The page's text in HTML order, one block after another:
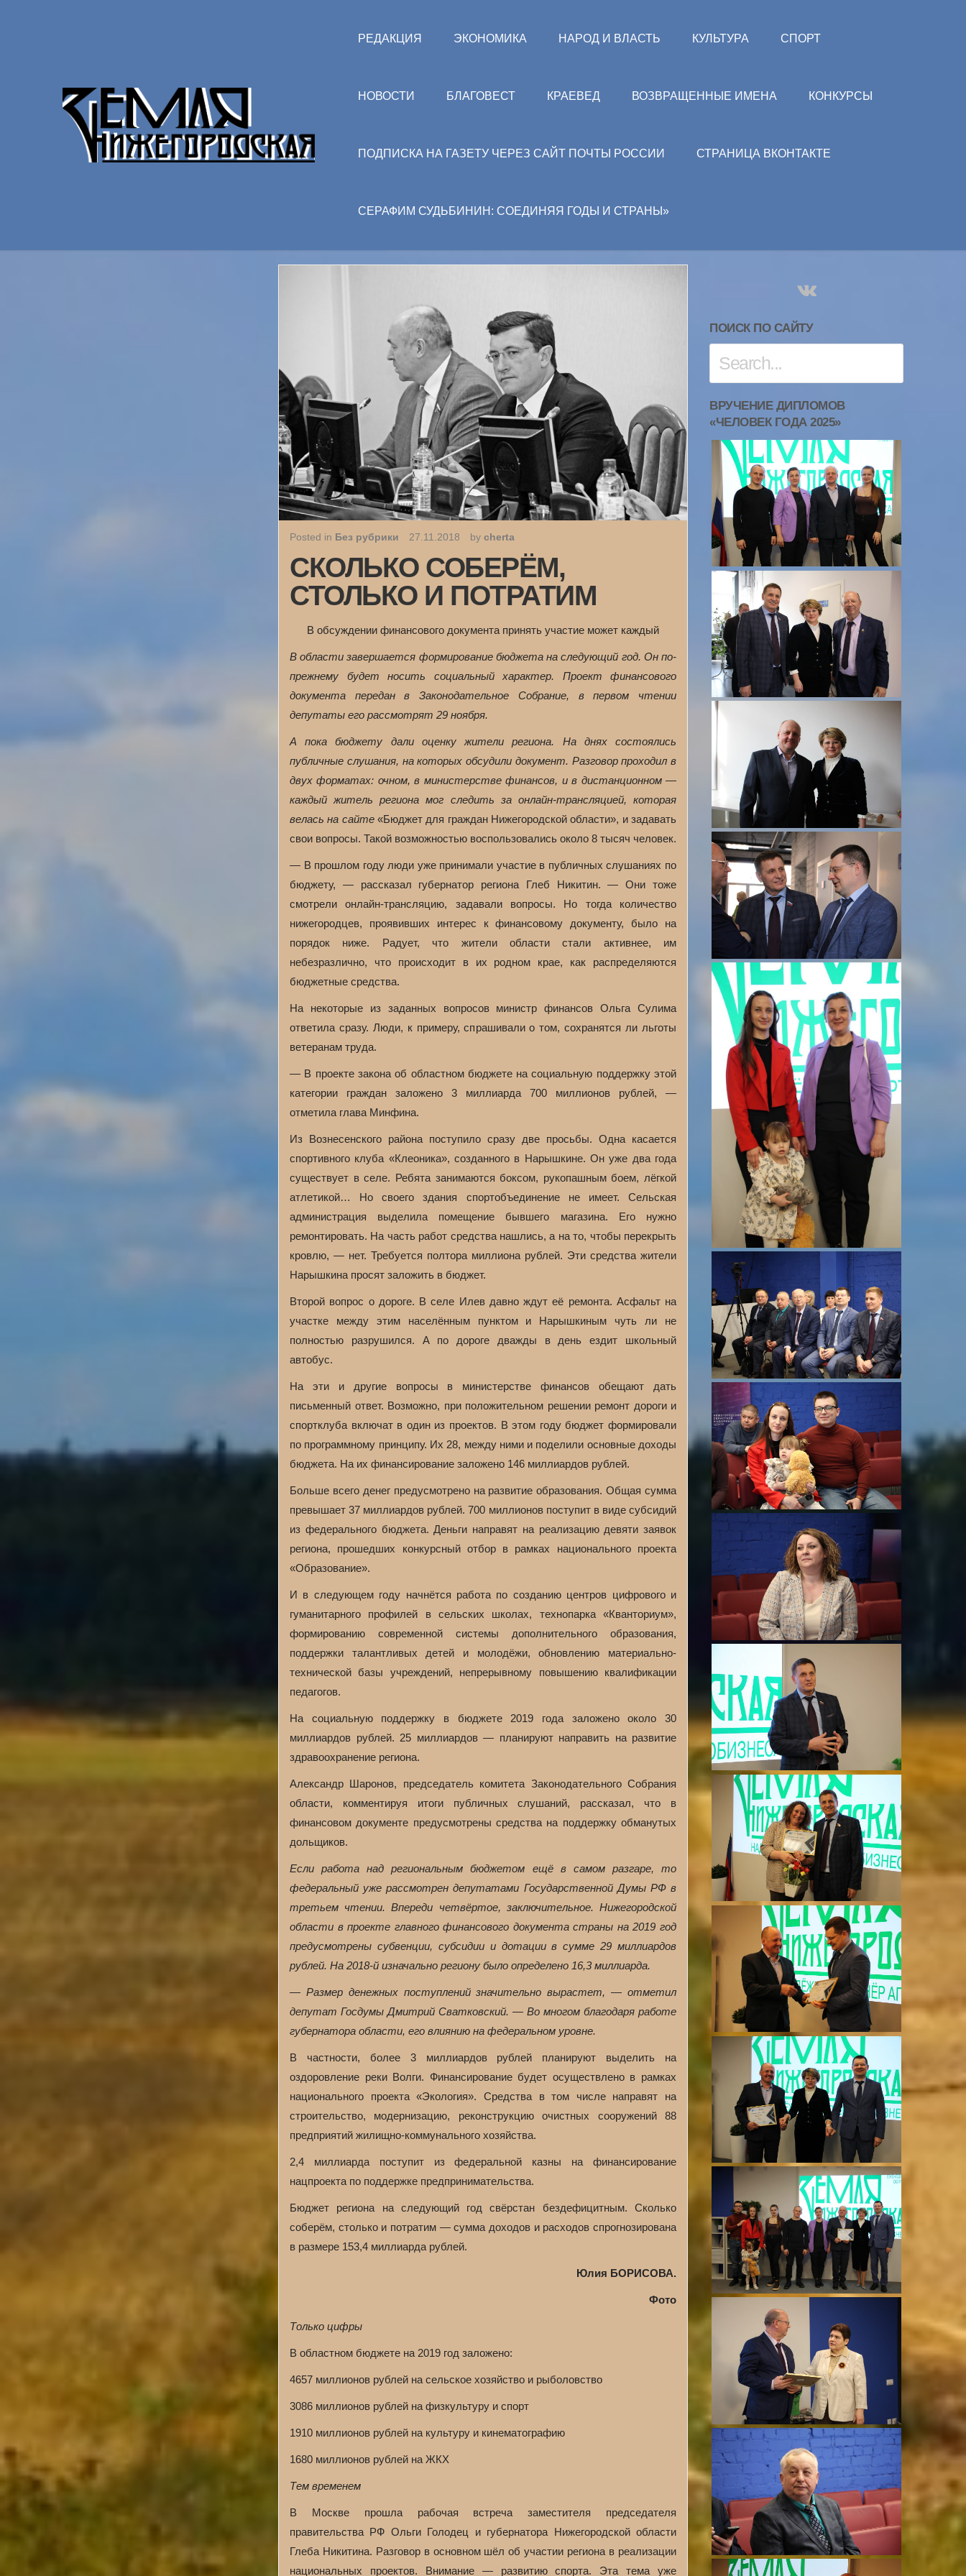
РЕДАКЦИЯ ЭКОНОМИКА НАРОД И ВЛАСТЬ КУЛЬТУРА СПОРТ
НОВОСТИ БЛАГОВЕСТ КРАЕВЕД ВОЗВРАЩЕННЫЕ ИМЕНА КОНКУРСЫ
ПОДПИСКА НА ГАЗЕТУ ЧЕРЕЗ САЙТ ПОЧТЫ РОССИИ СТРАНИЦА ВКОНТАКТЕ
СЕРАФИМ СУДЬБИНИН: СОЕДИНЯЯ ГОДЫ И СТРАНЫ»
Posted in Без рубрики 27.11.2018 by cherta
СКОЛЬКО СОБЕРЁМ,
СТОЛЬКО И ПОТРАТИМ
В обсуждении финансового документа принять участие может каждый
В области завершается формирование бюджета на следующий год. Он по-
прежнему будет носить социальный характер. Проект финансового
документа передан в Законодательное Собрание, в первом чтении
депутаты его рассмотрят 29 ноября.
А пока бюджету дали оценку жители региона. На днях состоялись
публичные слушания, на которых обсудили документ. Разговор проходил в
двух форматах: очном, в министерстве финансов, и в дистанционном —
каждый житель региона мог следить за онлайн-трансляцией, которая
велась на сайте «Бюджет для граждан Нижегородской области», и задавать
свои вопросы. Такой возможностью воспользовались около 8 тысяч человек.
— В прошлом году люди уже принимали участие в публичных слушаниях по
бюджету, — рассказал губернатор региона Глеб Никитин. — Они тоже
смотрели онлайн-трансляцию, задавали вопросы. Но тогда количество
нижегородцев, проявивших интерес к финансовому документу, было на
порядок ниже. Радует, что жители области стали активнее, им
небезразлично, что происходит в их родном крае, как распределяются
бюджетные средства.
На некоторые из заданных вопросов министр финансов Ольга Сулима
ответила сразу. Люди, к примеру, спрашивали о том, сохранятся ли льготы
ветеранам труда.
— В проекте закона об областном бюджете на социальную поддержку этой
категории граждан заложено 3 миллиарда 700 миллионов рублей, —
отметила глава Минфина.
Из Вознесенского района поступило сразу две просьбы. Одна касается
спортивного клуба «Клеоника», созданного в Нарышкине. Он уже два года
существует в селе. Ребята занимаются боксом, рукопашным боем, лёгкой
атлетикой… Но своего здания спортобъединение не имеет. Сельская
администрация выделила помещение бывшего магазина. Его нужно
ремонтировать. На часть работ средства нашлись, а на то, чтобы перекрыть
кровлю, — нет. Требуется полтора миллиона рублей. Эти средства жители
Нарышкина просят заложить в бюджет.
Второй вопрос о дороге. В селе Илев давно ждут её ремонта. Асфальт на
участке между этим населённым пунктом и Нарышкиным чуть ли не
полностью разрушился. А по дороге дважды в день ездит школьный
автобус.
На эти и другие вопросы в министерстве финансов обещают дать
письменный ответ. Возможно, при положительном решении ремонт дороги и
спортклуба включат в один из проектов. В этом году бюджет формировали
по программному принципу. Их 28, между ними и поделили основные доходы
бюджета. На их финансирование заложено 146 миллиардов рублей.
Больше всего денег предусмотрено на развитие образования. Общая сумма
превышает 37 миллиардов рублей. 700 миллионов поступит в виде субсидий
из федерального бюджета. Деньги направят на реализацию девяти заявок
региона, прошедших конкурсный отбор в рамках национального проекта
«Образование».
И в следующем году начнётся работа по созданию центров цифрового и
гуманитарного профилей в сельских школах, технопарка «Кванториум»,
формированию современной системы дополнительного образования,
поддержки талантливых детей и молодёжи, обновлению материально-
технической базы учреждений, непрерывному повышению квалификации
педагогов.
На социальную поддержку в бюджете 2019 года заложено около 30
миллиардов рублей. 25 миллиардов — планируют направить на развитие
здравоохранение региона.
Александр Шаронов, председатель комитета Законодательного Собрания
области, комментируя итоги публичных слушаний, рассказал, что в
финансовом документе предусмотрены средства на поддержку обманутых
дольщиков.
Если работа над региональным бюджетом ещё в самом разгаре, то
федеральный уже рассмотрен депутатами Государственной Думы РФ в
третьем чтении. Впереди четвёртое, заключительное. Нижегородской
области в проекте главного финансового документа страны на 2019 год
предусмотрены субвенции, субсидии и дотации в сумме 29 миллиардов
рублей. На 2018-й изначально региону было определено 16,3 миллиарда.
— Размер денежных поступлений значительно вырастет, — отметил
депутат Госдумы Дмитрий Сватковский. — Во многом благодаря работе
губернатора области, его влиянию на федеральном уровне.
В частности, более 3 миллиардов рублей планируют выделить на
оздоровление реки Волги. Финансирование будет осуществлено в рамках
национального проекта «Экология». Средства в том числе направят на
строительство, модернизацию, реконструкцию очистных сооружений 88
предприятий жилищно-коммунального хозяйства.
2,4 миллиарда поступит из федеральной казны на финансирование
нацпроекта по поддержке предпринимательства.
Бюджет региона на следующий год свёрстан бездефицитным. Сколько
соберём, столько и потратим — сумма доходов и расходов спрогнозирована
в размере 153,4 миллиарда рублей.
Юлия БОРИСОВА.
Фото
Только цифры
В областном бюджете на 2019 год заложено:
4657 миллионов рублей на сельское хозяйство и рыболовство
3086 миллионов рублей на физкультуру и спорт
1910 миллионов рублей на культуру и кинематографию
1680 миллионов рублей на ЖКХ
Тем временем
В Москве прошла рабочая встреча заместителя председателя
правительства РФ Ольги Голодец и губернатора Нижегородской области
Глеба Никитина. Разговор в основном шёл об участии региона в реализации
национальных проектов. Внимание — развитию спорта. Эта тема уже
ПОИСК ПО САЙТУ
ВРУЧЕНИЕ ДИПЛОМОВ
«ЧЕЛОВЕК ГОДА 2025»